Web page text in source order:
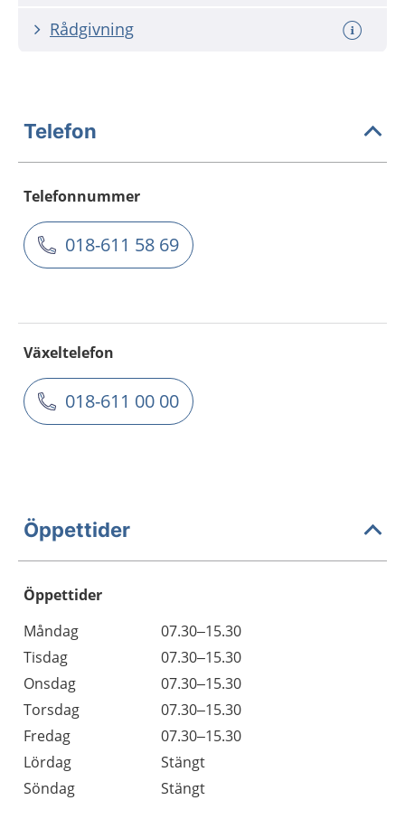
Rådgivning
Telefon
Telefonnummer
018-611 58 69
Växeltelefon
018-611 00 00
Öppettider
Öppettider
Dag
Öppettider
Kommentarer
Måndag
07.30–15.30
Tisdag
07.30–15.30
Onsdag
07.30–15.30
Torsdag
07.30–15.30
Fredag
07.30–15.30
Lördag
Stängt
Söndag
Stängt